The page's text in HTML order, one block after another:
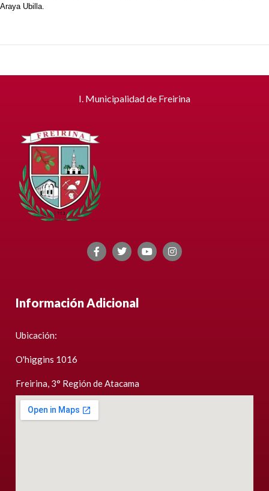
Araya Ubilla.
I. Municipalidad de Freirina
Información Adicional
Ubicación:
O'higgins 1016
Freirina, 3° Región de Atacama